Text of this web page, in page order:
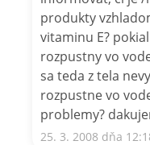
produkty
vitaminu E?
rozpustny vo
sa teda z tela
rozpustne vo
problemy?
25. 3. 2008 dňa